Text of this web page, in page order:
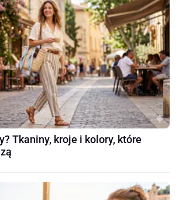
Tkaniny, kroje i kolory, które